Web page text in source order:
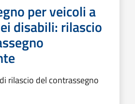
per veicoli a
disabili: rilascio
rilascio del contrassegno